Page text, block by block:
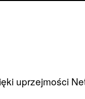
uprzejmości